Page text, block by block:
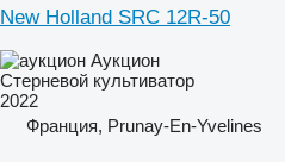
New Holland SRC 12R-50
Аукцион
Стерневой культиватор
2022
Франция, Prunay-En-Yvelines